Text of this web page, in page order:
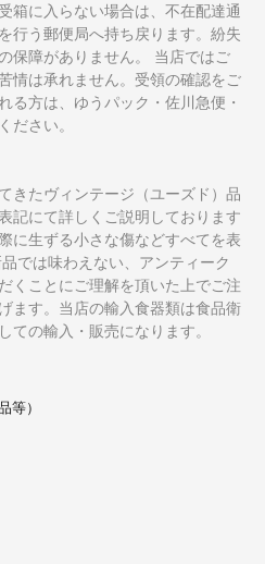
箱に入らない場合は、不在配達通
行う郵便局へ持ち戻ります。紛失
保障がありません。 当店ではご
情は承れません。受領の確認をご
る方は、ゆうパック・佐川急便・
ださい。
きたヴィンテージ（ユーズド）品
記にて詳しくご説明しております
に生ずる小さな傷などすべてを表
では味わえない、アンティーク
くことにご理解を頂いた上でご注
ます。当店の輸入食器類は食品衛
ての輸入・販売になります。
等）